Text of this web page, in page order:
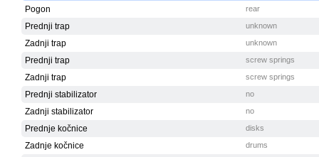
Pogon rear
Prednji trap unknown
Zadnji trap unknown
Prednji trap screw springs
Zadnji trap screw springs
Prednji stabilizator no
Zadnji stabilizator no
Prednje kočnice disks
Zadnje kočnice drums